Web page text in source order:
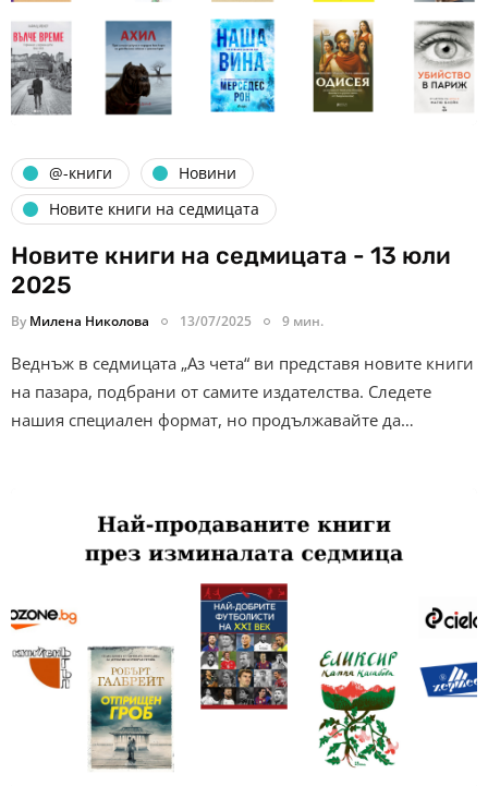
@-книги
Новини
Новите книги на седмицата
Новите книги на седмицата - 13 юли
2025
By Милена Николова 13/07/2025 9 мин.
Веднъж в седмицата „Аз чета“ ви представя новите книги
на пазара, подбрани от самите издателства. Следете
нашия специален формат, но продължавайте да…